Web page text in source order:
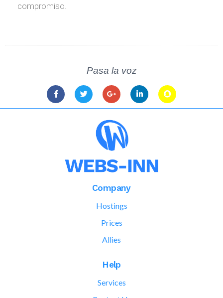
compromiso.
Pasa la voz
Company
Hostings
Prices
Allies
Help
Services